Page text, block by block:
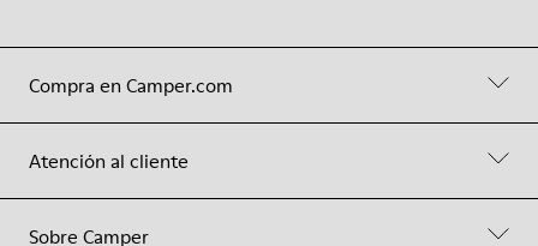
Compra en Camper.com
Atención al cliente
Sobre Camper